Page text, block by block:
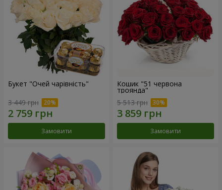
Букет "Очей чарівність"
3 449 грн
Замовити
Кошик "51 червона
троянда"
5 513 грн
Замовити